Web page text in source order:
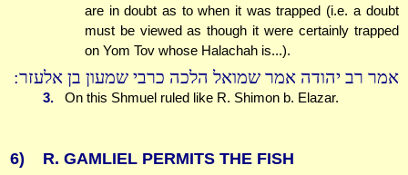
are in doubt as to when it was trapped (i.e. a doubt
must be viewed as though it were certainly trapped
on Yom Tov whose Halachah is...).
אמר רב יהודה אמר שמואל הלכה כרבי שמעון בן אלעזר:
3. On this Shmuel ruled like R. Shimon b. Elazar.
6) R. GAMLIEL PERMITS THE FISH